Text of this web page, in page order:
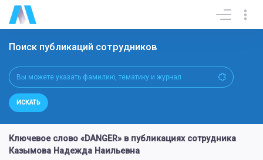
Поиск публикаций сотрудников
ИСКАТЬ
Ключевое слово «DANGER» в публикациях сотрудника
Казымова Надежда Наильевна